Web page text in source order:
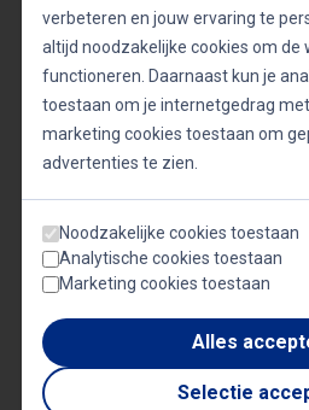
ook als bedrijven
horen buiten mijn
dat te zingen. Zolang
gaat. Op verzoek kan ik
schrijven dat geheel
Wat is het mooiste
toe als soloartiest hebt
“Helaas onthoud ik
complimenten, maar ik
als ik met mijn muziek
met mensen. Zoals met
verbeteren en jouw ervaring te
altijd noodzakelijke cookies om de
functioneren. Daarnaast kun je
toestaan om je internetgedrag
marketing cookies toestaan om
advertenties te zien.
Noodzakelijke cookies toestaan
Analytische cookies toestaan
Marketing cookies toestaan
Alles
Selectie